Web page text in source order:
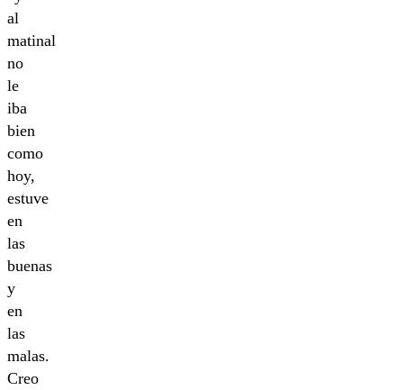
al
matinal
no
le
iba
bien
como
hoy,
estuve
en
las
buenas
y
en
las
malas.
Creo